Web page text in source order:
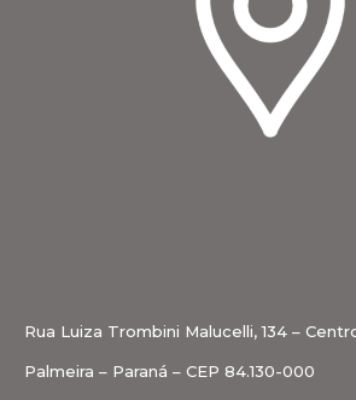
Rua Luiza Trombini Malucelli, 134 –
Palmeira – Paraná – CEP 84.130-000